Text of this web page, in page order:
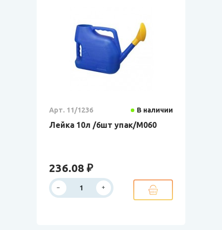
Арт. 11/1236 В наличии
Лейка 10л /6шт упак/М060
236.08 ₽